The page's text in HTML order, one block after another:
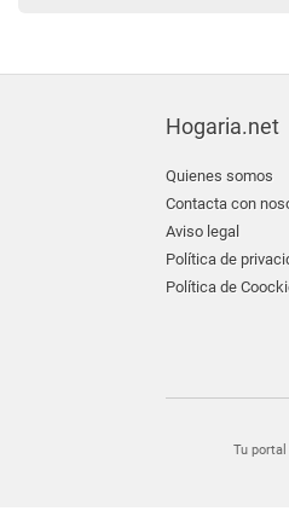
Hogaria.net
Quienes somos
Contacta con
Aviso legal
Política de
Política de
Tu